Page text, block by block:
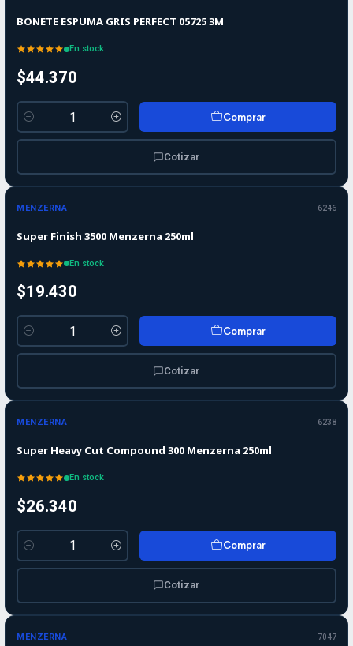
BONETE ESPUMA GRIS PERFECT 05725 3M
En stock
$44.370
Cantidad
Comprar
Cotizar
MENZERNA 6246
Super Finish 3500 Menzerna 250ml
En stock
$19.430
Cantidad
Comprar
Cotizar
MENZERNA 6238
Super Heavy Cut Compound 300 Menzerna 250ml
En stock
$26.340
Cantidad
Comprar
Cotizar
MENZERNA 7047